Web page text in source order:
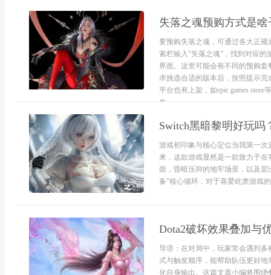
失落之魂预购方式是
要预购失落之魂，可通过各大正规
索栏输入“失落之魂”，找到对应
界面。这里可能会有不同的预购
求挑选合适的版本后，按照提示
平台也有上架，如epic games
作。...
Switch黑暗黎明好玩吗
游戏初印象与核心定位当我第一
来，这款游戏显然是一款致力于
面，昏暗压抑的地牢场景，以及
备”核心循环，对于喜爱此类游戏
Dota2破坏效果叠加与
导语：在对局中，玩家常会遇到
式与触发顺序，能帮助队伍更好
化自身输出。这篇文章小编将围